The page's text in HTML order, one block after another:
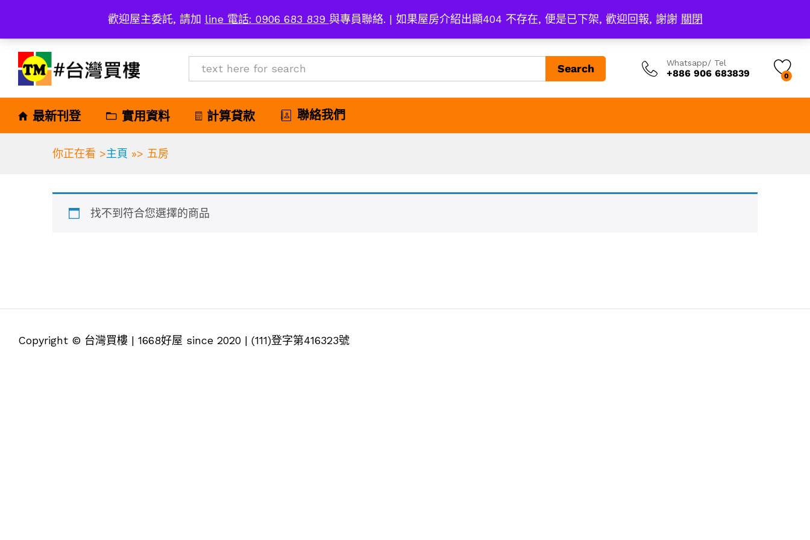
歡迎屋主委託, 請加 line 電話: 0906 683 839 與專員聯絡. | 如果屋房介紹出顯404 不存在, 便是已下架, 歡迎回報, 謝謝 關閉
All Search Whatsapp/ Tel
+886 906 683839 0
最新刊登 實用資料 計算貸款 聯絡我們
你正在看 >主頁 »> 五房
找不到符合您選擇的商品
Copyright © 台灣買樓 | 1668好屋 since 2020 | (111)登字第416323號